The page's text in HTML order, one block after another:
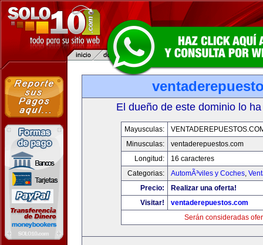
El dueño de este dominio lo
Mayusculas:
Minusculas:
ventaderepuestos.com
Longitud:
16 caracteres
Categorias:
AutomÃ³viles y Coches,
Precio:
Realizar una oferta!
Visitar!
ventaderepuestos.com
Serán consideradas